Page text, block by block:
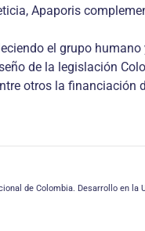
Apaporis
el grupo
de la legislación
otros la
de Colombia. Desarrollo en la